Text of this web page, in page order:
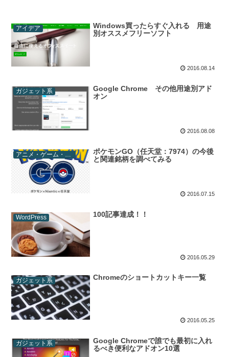
アイデア
Windows買ったらすぐ入れる 用途
別オススメフリーソフト
2016.08.14
ガジェット系
Google Chrome その他用途別アド
オン
2016.08.08
ポケモンGO（任天堂：7974）の今後
と関連銘柄を調べてみる
2016.07.15
WordPress 100記事達成！！
2016.05.29
ガジェット系 Chromeのショートカットキー一覧
2016.05.25
ガジェット系
Google Chromeで誰でも最初に入れ
るべき便利なアドオン10選